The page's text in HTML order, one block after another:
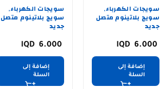
سويجات الكهرباء,
سويج بلاتينوم متصل
جديد
6.000
إضافة إلى
السلة
سويجات الكهرباء,
سويج بلاتينوم متصل
جديد
6.000
إضافة إلى
السلة